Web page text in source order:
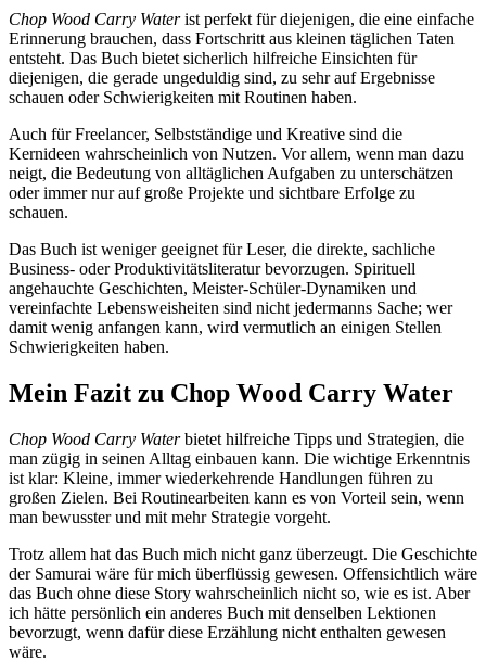
Chop Wood Carry Waterist perfekt für diejenigen, die eine einfache
Erinnerung brauchen, dass Fortschritt aus kleinen täglichen Taten
entsteht. Das Buch bietet sicherlich hilfreiche Einsichten für
diejenigen, die gerade ungeduldig sind, zu sehr auf Ergebnisse
schauen oder Schwierigkeiten mit Routinen haben.
Auch für Freelancer, Selbstständige und Kreative sind die
Kernideen wahrscheinlich von Nutzen. Vor allem, wenn man dazu
neigt, die Bedeutung von alltäglichen Aufgaben zu unterschätzen
oder immer nur auf große Projekte und sichtbare Erfolge zu
schauen.
Das Buch ist weniger geeignet für Leser, die direkte, sachliche
Business- oder Produktivitätsliteratur bevorzugen. Spirituell
angehauchte Geschichten, Meister-Schüler-Dynamiken und
vereinfachte Lebensweisheiten sind nicht jedermanns Sache; wer
damit wenig anfangen kann, wird vermutlich an einigen Stellen
Schwierigkeiten haben.
Mein Fazit zu Chop Wood Carry Water
Chop Wood Carry Waterbietet hilfreiche Tipps und Strategien, die
man zügig in seinen Alltag einbauen kann. Die wichtige Erkenntnis
ist klar: Kleine, immer wiederkehrende Handlungen führen zu
großen Zielen. Bei Routinearbeiten kann es von Vorteil sein, wenn
man bewusster und mit mehr Strategie vorgeht.
Trotz allem hat das Buch mich nicht ganz überzeugt. Die Geschichte
der Samurai wäre für mich überflüssig gewesen. Offensichtlich wäre
das Buch ohne diese Story wahrscheinlich nicht so, wie es ist. Aber
ich hätte persönlich ein anderes Buch mit denselben Lektionen
bevorzugt, wenn dafür diese Erzählung nicht enthalten gewesen
wäre.